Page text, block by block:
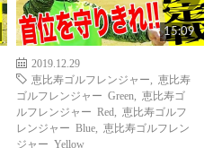
15:09
2019.12.29
恵比寿ゴルフレンジャー
恵比寿
ゴルフレンジャー Green
恵比寿ゴ
ルフレンジャー Red
恵比寿ゴルフ
レンジャー Blue
恵比寿ゴルフレン
ジャー Yellow